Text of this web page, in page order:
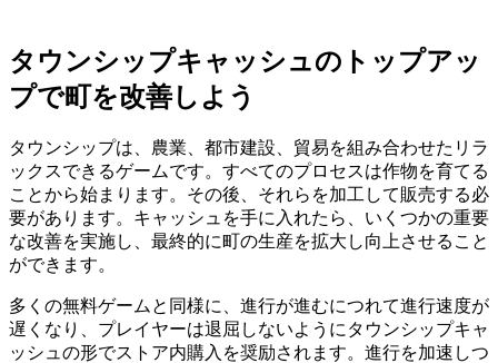
タウンシップキャッシュのトップアッ
プで町を改善しよう
タウンシップは、農業、都市建設、貿易を組み合わせたリラ
ックスできるゲームです。すべてのプロセスは作物を育てる
ことから始まります。その後、それらを加工して販売する必
要があります。キャッシュを手に入れたら、いくつかの重要
な改善を実施し、最終的に町の生産を拡大し向上させること
ができます。
多くの無料ゲームと同様に、進行が進むにつれて進行速度が
遅くなり、プレイヤーは退屈しないようにタウンシップキャ
ッシュの形でストア内購入を奨励されます。進行を加速しつ